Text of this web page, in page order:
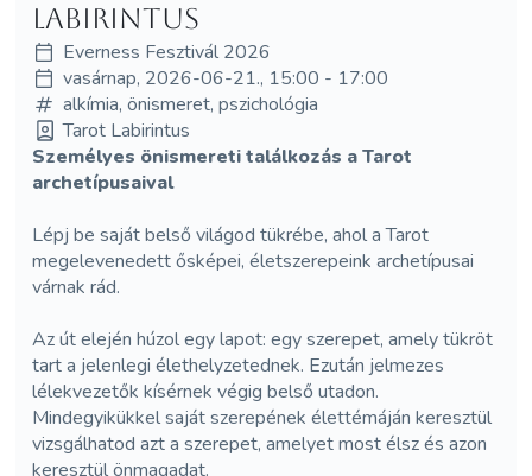
Labirintus
Everness Fesztivál 2026
vasárnap, 2026-06-21., 15:00 - 17:00
alkímia, önismeret, pszichológia
Tarot Labirintus
Személyes önismereti találkozás a Tarot
archetípusaival
Lépj be saját belső világod tükrébe, ahol a Tarot
megelevenedett ősképei, életszerepeink archetípusai
várnak rád.
Az út elején húzol egy lapot: egy szerepet, amely tükröt
tart a jelenlegi élethelyzetednek. Ezután jelmezes
lélekvezetők kísérnek végig belső utadon.
Mindegyikükkel saját szerepének élettémáján keresztül
vizsgálhatod azt a szerepet, amelyet most élsz és azon
keresztül önmagadat.